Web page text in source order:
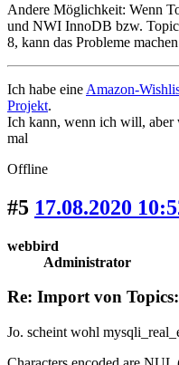
Andere Möglichkeit: Wenn
und NWI InnoDB bzw.
8, kann das Probleme
Ich habe eine Amazon-
Projekt.
Ich kann, wenn ich will, aber
mal
Offline
#5 17.08.2020
webbird
Administrator
Re: Import von
Jo. scheint wohl